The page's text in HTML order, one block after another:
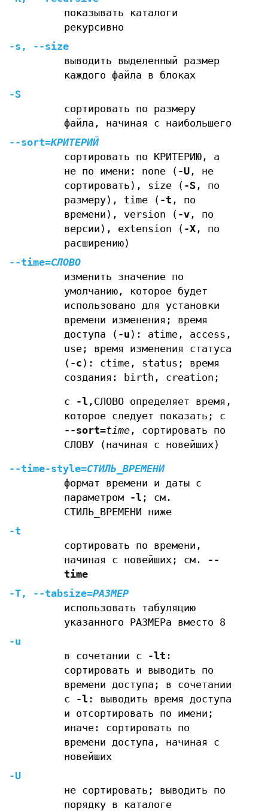
показывать каталоги
рекурсивно
-s ,
--size
выводить выделенный размер
каждого файла в блоках
-S
сортировать по размеру
файла, начиная с наибольшего
--sort=КРИТЕРИЙ
сортировать по КРИТЕРИЮ, а
не по имени: none ( -U, не
сортировать), size ( -S, по
размеру), time ( -t , по
времени), version ( -v, по
версии), extension ( -X, по
расширению)
--time=СЛОВО
изменить значение по
умолчанию, которое будет
использовано для установки
времени изменения; время
доступа ( -u ): atime, access,
use; время изменения статуса
( -c ): ctime, status; время
создания: birth, creation;
с -l ,СЛОВО определяет время,
которое следует показать; с
--sort=time, сортировать по
СЛОВУ (начиная с новейших)
--time-style=СТИЛЬ_ВРЕМЕНИ
формат времени и даты с
параметром
-l ; см.
СТИЛЬ_ВРЕМЕНИ ниже
-t
сортировать по времени,
начиная с новейших; см.
--
time
-T, --tabsize=РАЗМЕР
использовать табуляцию
указанного РАЗМЕРа вместо 8
-u
в сочетании с
-lt :
сортировать и выводить по
времени доступа; в сочетании
с
-l : выводить время доступа
и отсортировать по имени;
иначе: сортировать по
времени доступа, начиная с
новейших
-U
не сортировать; выводить по
порядку в каталоге